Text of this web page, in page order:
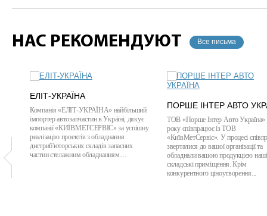
НАС РЕКОМЕНДУЮТ Все письма
ЕЛІТ-УКРАЇНА
Компанія «ЕЛІТ-УКРАЇНА» найбільший
імпортер автозапчастин в Україні, дякує
компанії «КИЇВМЕТСЕРВІС» за успішну
реалізацію проектів з обладнання
дистриб'юторських складів запасних
частин стелажним обладнанням…
ПОРШЕ ІНТЕР АВТО
ТОВ «Порше Інтер Авто Україна»
року співпрацює із ТОВ
«КиївМетСервіс». У процесі
зверталися до вашої організації та
обладнали вашою продукцією наші
складські приміщення. Крім
конкурентного ціноутворення...